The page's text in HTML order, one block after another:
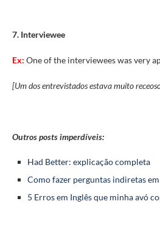
7. Interviewee
Ex: One of the interviewees was very
[Um dos entrevistados estava muito
Outros posts imperdíveis:
Had Better: explicação completa
Como fazer perguntas indiretas
5 Erros em Inglês que minha avó